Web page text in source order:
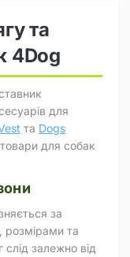
та
4Dog
для
та Dogs
для собак
за
розмірами та
залежно від